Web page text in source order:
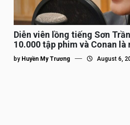
Diễn viên lồng tiếng Sơn
10.000 tập phim và Conan là
nhất”
by Huyền My Trương August 6,